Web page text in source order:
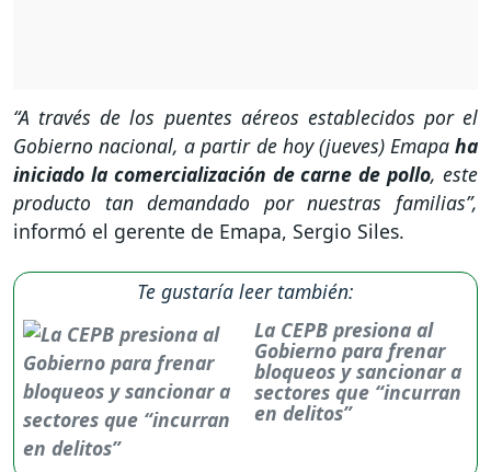
“A través de los puentes aéreos establecidos por el
Gobierno nacional, a partir de hoy (jueves) Emapa ha
iniciado la comercialización de carne de pollo, este
producto tan demandado por nuestras familias”,
informó el gerente de Emapa, Sergio Siles.
Te gustaría leer también:
La CEPB presiona al
Gobierno para frenar
bloqueos y sancionar a
sectores que “incurran
en delitos”